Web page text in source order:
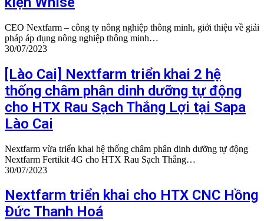
CEO Nextfarm – công ty nông nghiệp thông minh, giới thiệu về giải
pháp áp dụng nông nghiệp thông minh…
30/07/2023
[Lào Cai] Nextfarm triển khai 2 hệ
thống châm phân dinh dưỡng tự động
cho HTX Rau Sạch Thắng Lợi tại Sapa
Lào Cai
Nextfarm vừa triển khai hệ thống châm phân dinh dưỡng tự động
Nextfarm Fertikit 4G cho HTX Rau Sạch Thắng…
30/07/2023
Nextfarm triển khai cho HTX CNC Hồng
Đức Thanh Hoá